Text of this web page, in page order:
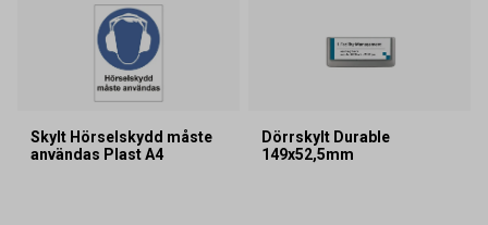
Skylt Hörselskydd måste
användas Plast A4
Dörrskylt Durable
149x52,5mm